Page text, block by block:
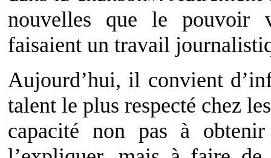
nouvelles que le pouvoir
faisaient un travail
Aujourd’hui, il convient
talent le plus respecté chez
capacité non pas à